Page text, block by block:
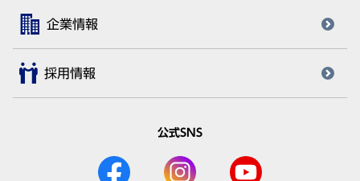
企業情報
採用情報
公式SNS